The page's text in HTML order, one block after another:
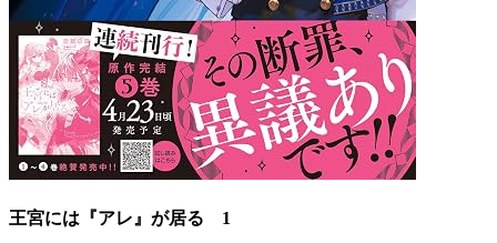
王宮には『アレ』が居る 1